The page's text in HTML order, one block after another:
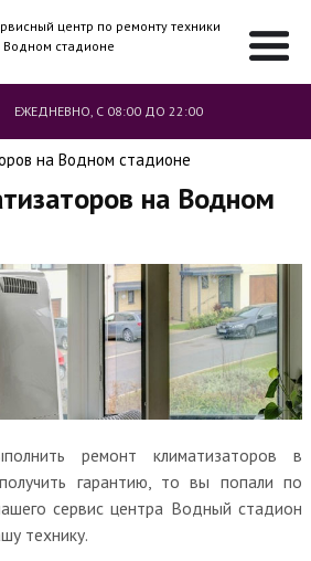
центр по ремонту техники
Водном стадионе
ЕЖЕДНЕВНО, С 08:00 ДО 22:00
на Водном стадионе
на Водном
ремонт климатизаторов в
гарантию, то вы попали по
сервис центра Водный стадион
технику.